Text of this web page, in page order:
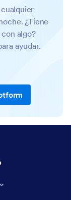
¿Tiene
algo?
ayudar.